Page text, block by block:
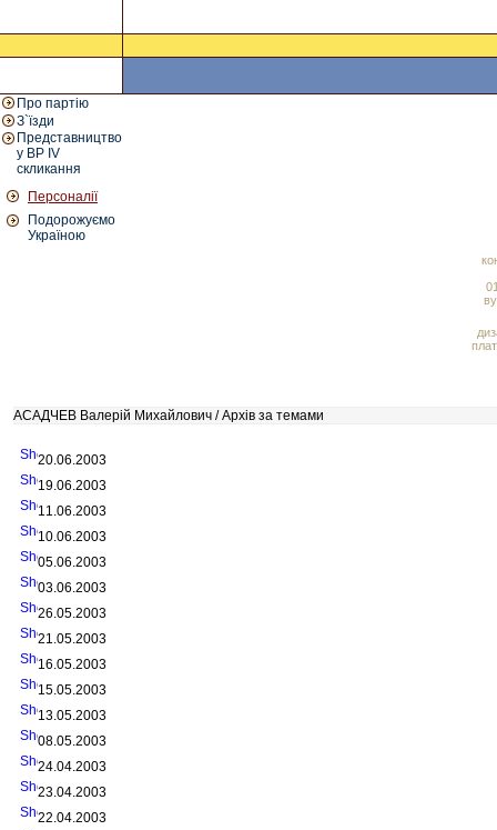
Про партію
З`їзди
Представництво
у ВР IV
скликання
Персоналії
Подорожуємо
Україною
АСАДЧЕВ Валерій Михайлович / Архів за темами
20.06.2003
19.06.2003
11.06.2003
10.06.2003
05.06.2003
03.06.2003
26.05.2003
21.05.2003
16.05.2003
15.05.2003
13.05.2003
08.05.2003
24.04.2003
23.04.2003
22.04.2003